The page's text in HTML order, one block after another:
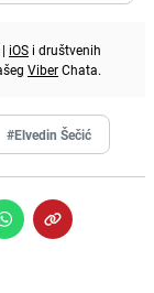
| iOS i društvenih
ViberChata.
#Elvedin Šečić